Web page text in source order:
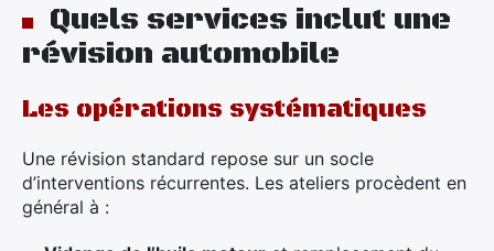
Quels services inclut une
révision automobile
Les opérations systématiques
Une révision standard repose sur un socle
d’interventions récurrentes. Les ateliers procèdent en
général à :